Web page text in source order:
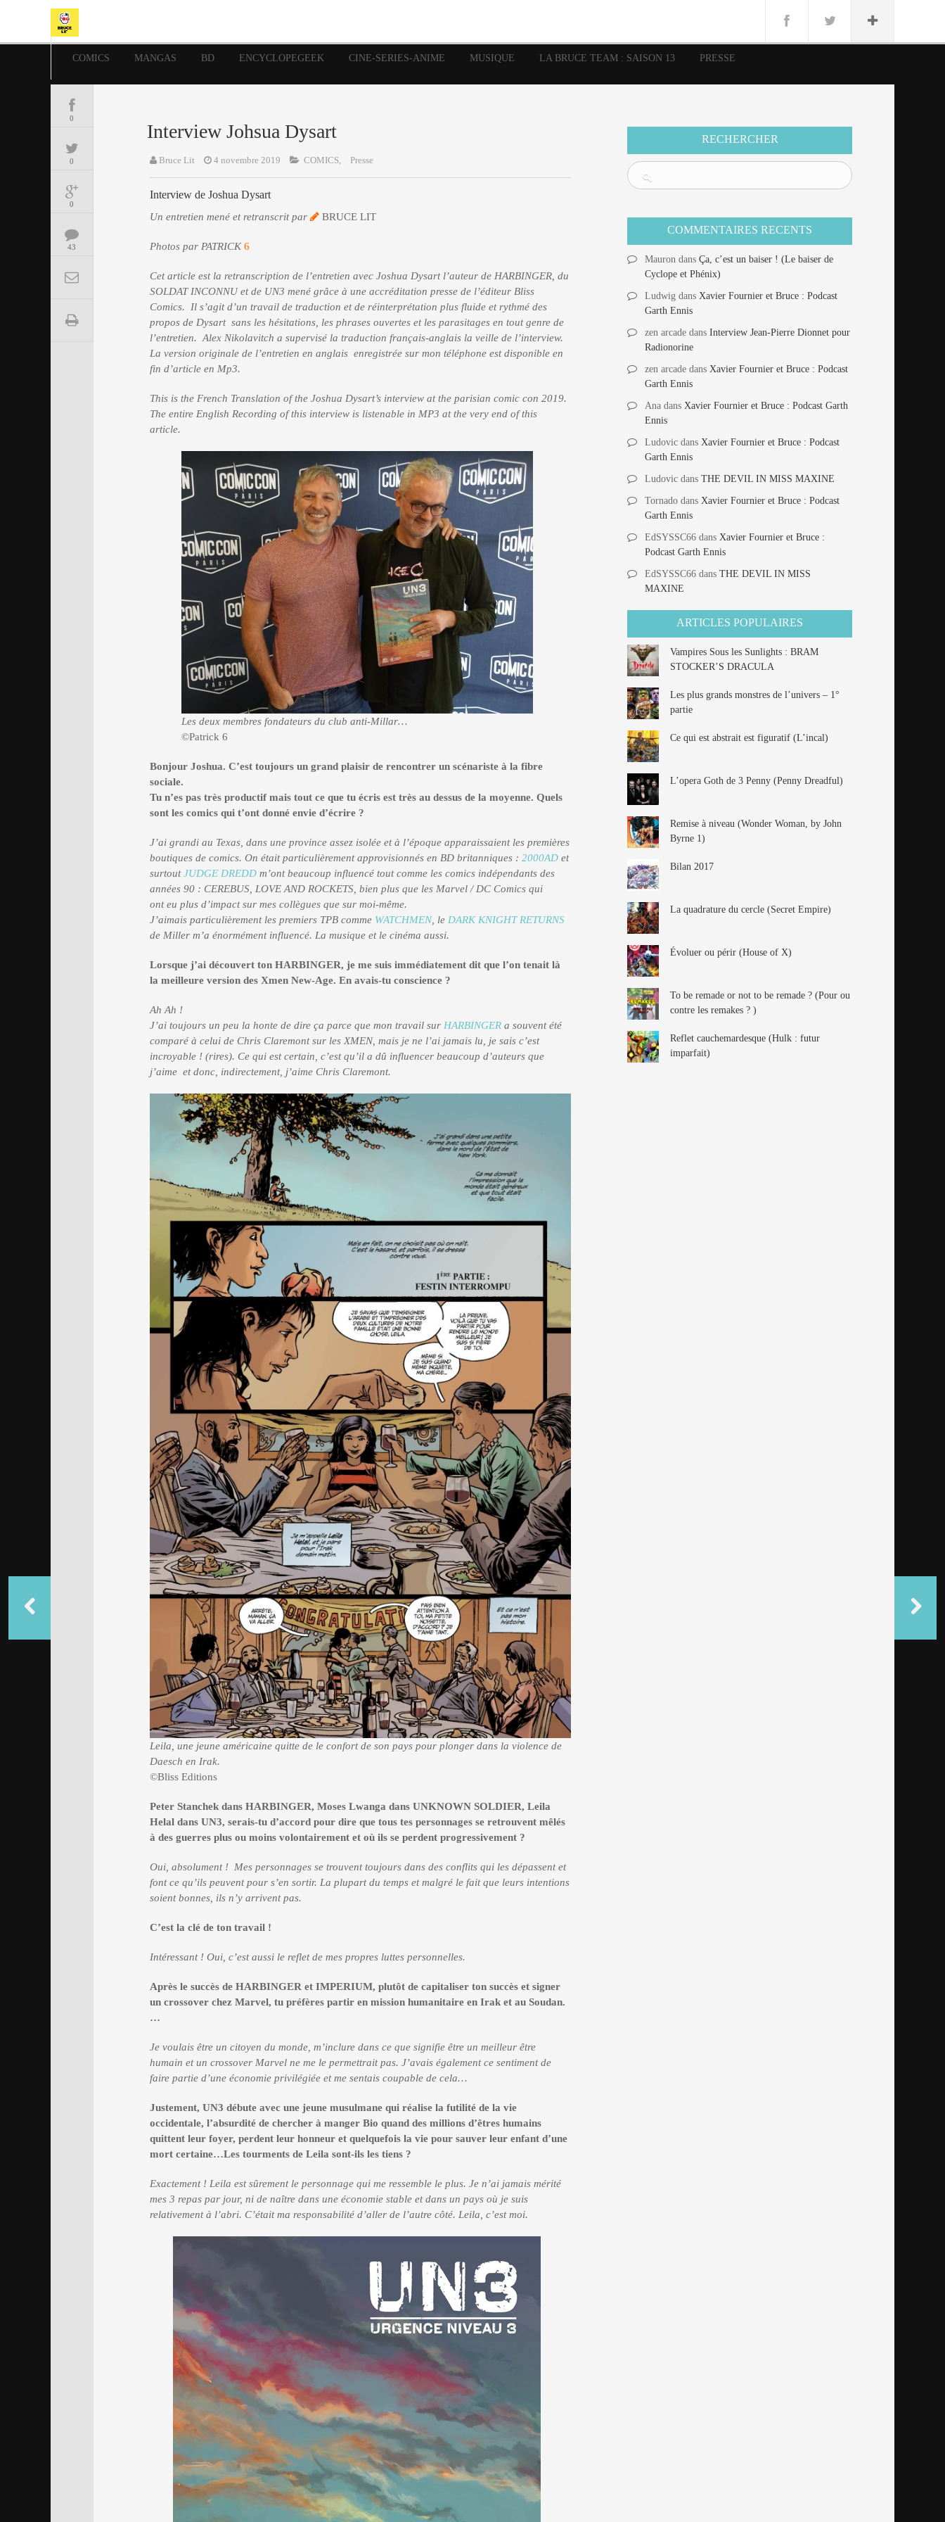
COMICS MANGAS BD ENCYCLOPEGEEK CINE-SERIES-ANIME MUSIQUE LA BRUCE TEAM : SAISON 13 PRESSE
0
0
0
43
Interview Johsua Dysart
Bruce Lit 4 novembre 2019 COMICS, Presse
Interview de Joshua Dysart
Un entretien mené et retranscrit par BRUCE LIT
Photos par PATRICK 6
Cet article est la retranscription de l’entretien avec Joshua Dysart l’auteur de HARBINGER, du
SOLDAT INCONNU et de UN3 mené grâce à une accréditation presse de l’éditeur Bliss
Comics. Il s’agit d’un travail de traduction et de réinterprétation plus fluide et rythmé des
propos de Dysart sans les hésitations, les phrases ouvertes et les parasitages en tout genre de
l’entretien. Alex Nikolavitch a supervisé la traduction français-anglais la veille de l’interview.
La version originale de l’entretien en anglais enregistrée sur mon téléphone est disponible en
fin d’article en Mp3.
This is the French Translation of the Joshua Dysart’s interview at the parisian comic con 2019.
The entire English Recording of this interview is listenable in MP3 at the very end of this
article.
Les deux membres fondateurs du club anti-Millar…
©Patrick 6
Bonjour Joshua. C’est toujours un grand plaisir de rencontrer un scénariste à la fibre
sociale.
Tu n’es pas très productif mais tout ce que tu écris est très au dessus de la moyenne. Quels
sont les comics qui t’ont donné envie d’écrire ?
J’ai grandi au Texas, dans une province assez isolée et à l’époque apparaissaient les premières
boutiques de comics. On était particulièrement approvisionnés en BD britanniques : 2000AD et
surtoutJUDGE DREDD m’ont beaucoup influencé tout comme les comics indépendants des
années 90 : CEREBUS, LOVE AND ROCKETS, bien plus que les Marvel / DC Comics qui
ont eu plus d’impact sur mes collègues que sur moi-même.
J’aimais particulièrement les premiers TPB comme WATCHMEN, le DARK KNIGHT RETURNS
de Miller m’a énormément influencé. La musique et le cinéma aussi.
Lorsque j’ai découvert ton HARBINGER, je me suis immédiatement dit que l’on tenait là
la meilleure version des Xmen New-Age. En avais-tu conscience ?
Ah Ah !
J’ai toujours un peu la honte de dire ça parce que mon travail sur HARBINGER a souvent été
comparé à celui de Chris Claremont sur les XMEN, mais je ne l’ai jamais lu, je sais c’est
incroyable ! (rires). Ce qui est certain, c’est qu’il a dû influencer beaucoup d’auteurs que
j’aime et donc, indirectement, j’aime Chris Claremont.
Leila, une jeune américaine quitte de le confort de son pays pour plonger dans la violence de
Daesch en Irak.
©Bliss Editions
Peter Stanchek dans HARBINGER, Moses Lwanga dans UNKNOWN SOLDIER, Leila
Helal dans UN3, serais-tu d’accord pour dire que tous tes personnages se retrouvent mêlés
à des guerres plus ou moins volontairement et où ils se perdent progressivement ?
Oui, absolument ! Mes personnages se trouvent toujours dans des conflits qui les dépassent et
font ce qu’ils peuvent pour s’en sortir. La plupart du temps et malgré le fait que leurs intentions
soient bonnes, ils n’y arrivent pas.
C’est la clé de ton travail !
Intéressant ! Oui, c’est aussi le reflet de mes propres luttes personnelles.
Après le succès de HARBINGER et IMPERIUM, plutôt de capitaliser ton succès et signer
un crossover chez Marvel, tu préfères partir en mission humanitaire en Irak et au Soudan.
…
Je voulais être un citoyen du monde, m’inclure dans ce que signifie être un meilleur être
humain et un crossover Marvel ne me le permettrait pas. J’avais également ce sentiment de
faire partie d’une économie privilégiée et me sentais coupable de cela…
Justement, UN3 débute avec une jeune musulmane qui réalise la futilité de la vie
occidentale, l’absurdité de chercher à manger Bio quand des millions d’êtres humains
quittent leur foyer, perdent leur honneur et quelquefois la vie pour sauver leur enfant d’une
mort certaine…Les tourments de Leila sont-ils les tiens ?
Exactement ! Leila est sûrement le personnage qui me ressemble le plus. Je n’ai jamais mérité
mes 3 repas par jour, ni de naître dans une économie stable et dans un pays où je suis
relativement à l’abri. C’était ma responsabilité d’aller de l’autre côté. Leila, c’est moi.
RECHERCHER
COMMENTAIRES RECENTS
Mauron dansÇa, c’est un baiser ! (Le baiser de
Cyclope et Phénix)
Ludwig dansXavier Fournier et Bruce : Podcast
Garth Ennis
zen arcade dansInterview Jean-Pierre Dionnet pour
Radionorine
zen arcade dansXavier Fournier et Bruce : Podcast
Garth Ennis
Ana dansXavier Fournier et Bruce : Podcast Garth
Ennis
Ludovic dansXavier Fournier et Bruce : Podcast
Garth Ennis
Ludovic dansTHE DEVIL IN MISS MAXINE
Tornado dansXavier Fournier et Bruce : Podcast
Garth Ennis
EdSYSSC66 dansXavier Fournier et Bruce :
Podcast Garth Ennis
EdSYSSC66 dansTHE DEVIL IN MISS
MAXINE
ARTICLES POPULAIRES
Vampires Sous les Sunlights : BRAM
STOCKER’S DRACULA
Les plus grands monstres de l’univers – 1°
partie
Ce qui est abstrait est figuratif (L’incal)
L’opera Goth de 3 Penny (Penny Dreadful)
Remise à niveau (Wonder Woman, by John
Byrne 1)
Bilan 2017
La quadrature du cercle (Secret Empire)
Évoluer ou périr (House of X)
To be remade or not to be remade ? (Pour ou
contre les remakes ? )
Reflet cauchemardesque (Hulk : futur
imparfait)
Mangas Marvel Mattie boy Musique
Panini Présence
Punisher Rock Semic Special Guest Spidey Superman